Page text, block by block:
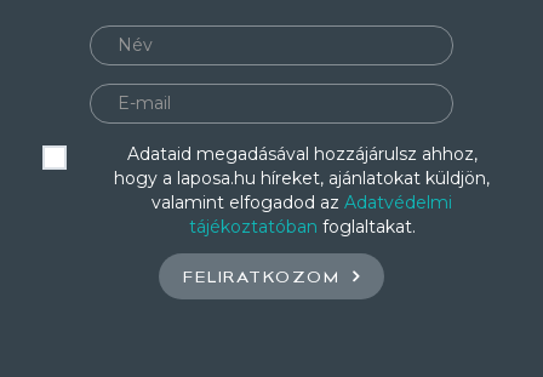
Adataid megadásával hozzájárulsz ahhoz,
hogy a laposa.hu híreket, ajánlatokat küldjön,
valamint elfogadod az Adatvédelmi
tájékoztatóban foglaltakat.
FELIRATKOZOM